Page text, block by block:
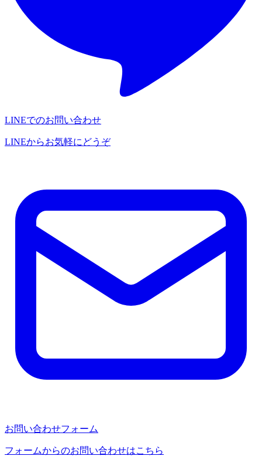
LINEでのお問い合わせ
LINEからお気軽にどうぞ
お問い合わせフォーム
フォームからのお問い合わせはこちら